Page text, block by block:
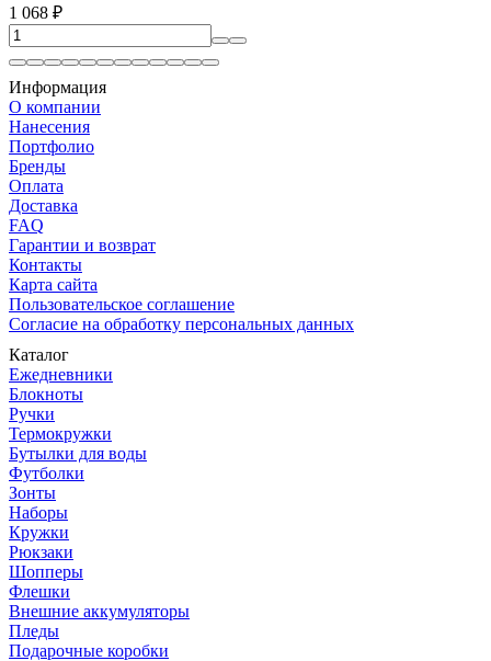
1 068 ₽
Информация
О компании
Нанесения
Портфолио
Бренды
Оплата
Доставка
FAQ
Гарантии и возврат
Контакты
Карта сайта
Пользовательское соглашение
Согласие на обработку персональных данных
Каталог
Ежедневники
Блокноты
Ручки
Термокружки
Бутылки для воды
Футболки
Зонты
Наборы
Кружки
Рюкзаки
Шопперы
Флешки
Внешние аккумуляторы
Пледы
Подарочные коробки